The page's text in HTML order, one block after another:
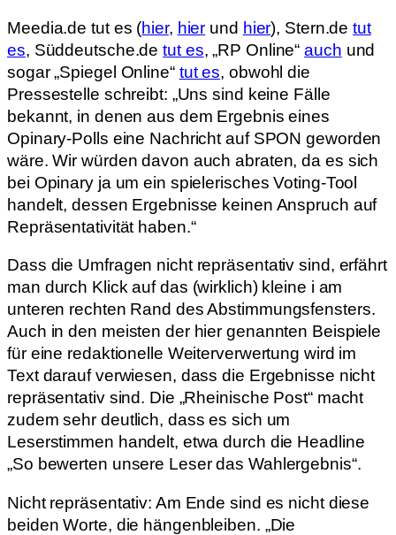
Meedia.de tut es (hier, hier und hier), Stern.detut
es, Süddeutsche.detut es, „RP Online“auch und
sogar „Spiegel Online“ tut es, obwohl die
Pressestelle schreibt: „Uns sind keine Fälle
bekannt, in denen aus dem Ergebnis eines
Opinary-Polls eine Nachricht auf SPON geworden
wäre. Wir würden davon auch abraten, da es sich
bei Opinary ja um ein spielerisches Voting-Tool
handelt, dessen Ergebnisse keinen Anspruch auf
Repräsentativität haben.“
Dass die Umfragen nicht repräsentativ sind, erfährt
man durch Klick auf das (wirklich) kleine i am
unteren rechten Rand des Abstimmungsfensters.
Auch in den meisten der hier genannten Beispiele
für eine redaktionelle Weiterverwertung wird im
Text darauf verwiesen, dass die Ergebnisse nicht
repräsentativ sind. Die „Rheinische Post“ macht
zudem sehr deutlich, dass es sich um
Leserstimmen handelt, etwa durch die Headline
„So bewerten unsere Leser das Wahlergebnis“.
Nicht repräsentativ: Am Ende sind es nicht diese
beiden Worte, die hängenbleiben. „Die